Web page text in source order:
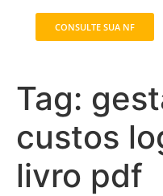
CONSULTE SUA NF
Tag:
custos
livro pdf